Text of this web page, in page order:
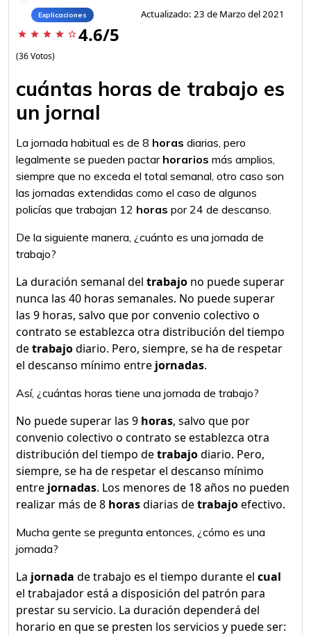
Explicaciones Actualizado: 23 de Marzo del 2021
star star star star star_border 4.6/5
(36 Votos)
cuántas horas de trabajo es
un jornal
La jornada habitual es de 8 horas diarias, pero
legalmente se pueden pactar horarios más amplios,
siempre que no exceda el total semanal, otro caso son
las jornadas extendidas como el caso de algunos
policías que trabajan 12 horas por 24 de descanso.
De la siguiente manera, ¿cuánto es una jornada de
trabajo?
La duración semanal del trabajo no puede superar
nunca las 40 horas semanales. No puede superar
las 9 horas, salvo que por convenio colectivo o
contrato se establezca otra distribución del tiempo
detrabajodiario. Pero, siempre, se ha de respetar
el descanso mínimo entre jornadas.
Así, ¿cuántas horas tiene una jornada de trabajo?
No puede superar las 9 horas, salvo que por
convenio colectivo o contrato se establezca otra
distribución del tiempo detrabajodiario. Pero,
siempre, se ha de respetar el descanso mínimo
entre jornadas. Los menores de 18 años no pueden
realizar más de 8 horasdiarias detrabajoefectivo.
Mucha gente se pregunta entonces, ¿cómo es una
jornada?
La jornada de trabajo es el tiempo durante el cual
el trabajador está a disposición del patrón para
prestar su servicio. La duración dependerá del
horario en que se presten los servicios y puede ser: